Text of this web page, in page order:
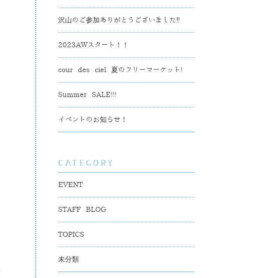
沢山のご参加ありがとうございました‼
2023AWスタート！！
cour des ciel 夏のフリーマーケット!
Summer SALE!!!
イベントのお知らせ！
EVENT
STAFF BLOG
TOPICS
未分類